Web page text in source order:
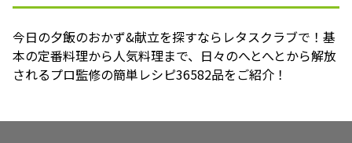
今日の夕飯のおかず&献立を探すならレタスクラブで！基
本の定番料理から人気料理まで、日々のへとへとから解放
されるプロ監修の簡単レシピ36582品をご紹介！